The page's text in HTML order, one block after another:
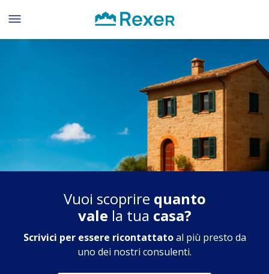
Vuoi scoprire quanto
vale la tua casa?
Scrivici per essere ricontattatoal più presto da
uno dei nostri consulenti.